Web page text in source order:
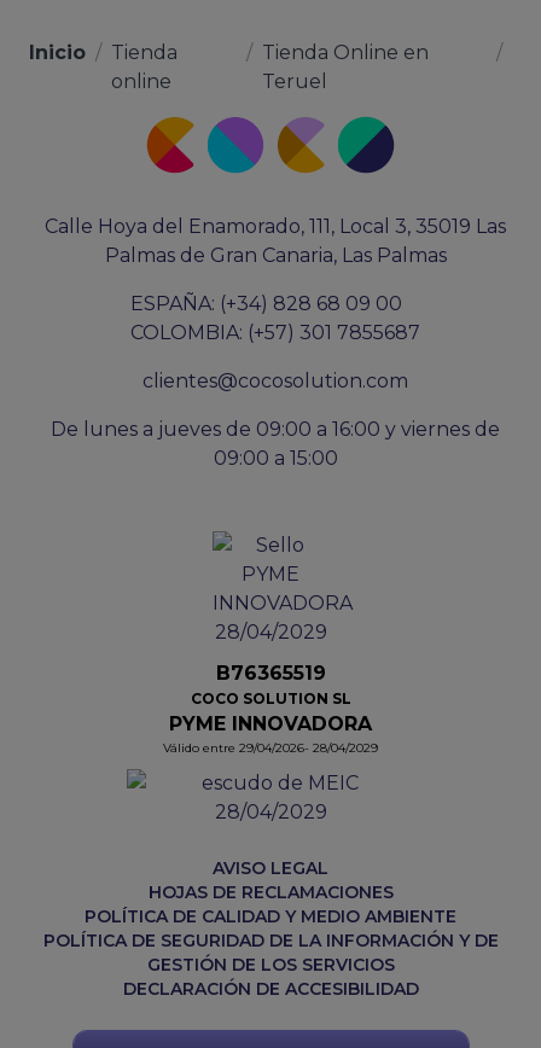
Inicio / Tienda
online
/ Tienda Online en
Teruel
/
Calle Hoya del Enamorado, 111, Local 3, 35019 Las
Palmas de Gran Canaria, Las Palmas
ESPAÑA: (+34) 828 68 09 00
COLOMBIA: (+57) 301 7855687
clientes@cocosolution.com
De lunes a jueves de 09:00 a 16:00 y viernes de
09:00 a 15:00
B76365519
COCO SOLUTION SL
PYME INNOVADORA
Válido entre 29/04/2026- 28/04/2029
AVISO LEGAL
HOJAS DE RECLAMACIONES
POLÍTICA DE CALIDAD Y MEDIO AMBIENTE
POLÍTICA DE SEGURIDAD DE LA INFORMACIÓN Y DE
GESTIÓN DE LOS SERVICIOS
DECLARACIÓN DE ACCESIBILIDAD